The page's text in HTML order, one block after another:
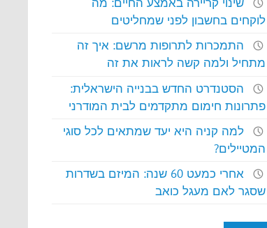
שינוי קריירה באמצע החיים: מה
לוקחים בחשבון לפני שמחליטים
התמכרות לתרופות מרשם: איך זה
מתחיל ולמה קשה לראות את זה
הסטנדרט החדש בבנייה הישראלית:
פתרונות חימום מתקדמים לבית המודרני
למה קניה היא יעד שמתאים לכל סוגי
המטיילים?
אחרי כמעט 60 שנה: המיזם בשדרות
שסגר לאם מעגל כואב